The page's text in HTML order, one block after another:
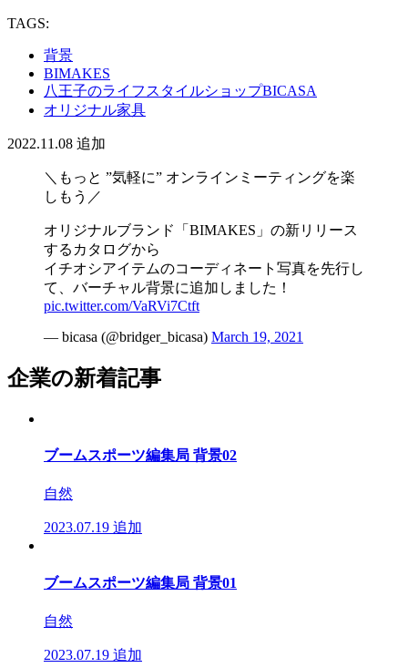
TAGS:
背景
BIMAKES
八王子のライフスタイルショップBICASA
オリジナル家具
2022.11.08 追加
＼もっと ”気軽に” オンラインミーティングを楽
しもう／
オリジナルブランド「BIMAKES」の新リリース
するカタログから
イチオシアイテムのコーディネート写真を先行し
て、バーチャル背景に追加しました！
pic.twitter.com/VaRVi7Ctft
— bicasa (@bridger_bicasa) March 19, 2021
企業の新着記事
ブームスポーツ編集局 背景02
自然
2023.07.19 追加
ブームスポーツ編集局 背景01
自然
2023.07.19 追加